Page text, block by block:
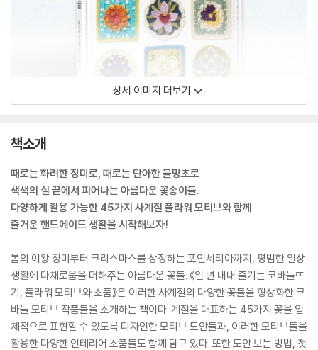
상세 이미지 더보기
책소개
때로는 화려한 장미로, 때로는 단아한 물망초로
색색의 실 끝에서 피어나는 아름다운 꽃송이들.
다양하게 활용 가능한 45가지 사계절 플라워 모티브와 함께
즐거운 핸드메이드 생활을 시작해보자!
봄의 여왕 장미부터 크리스마스를 상징하는 포인세티아까지, 평범한 일상
생활에 다채로움을 더해주는 아름다운 꽃들. 《일 년 내내 즐기는 코바늘뜨
기, 플라워 모티브와 소품》은 이러한 사계절의 다양한 꽃들을 형상화한 코
바늘 모티브 작품들을 소개하는 책이다. 계절을 대표하는 45가지 꽃을 입
체적으로 표현할 수 있도록 디자인한 모티브 도안들과, 이러한 모티브들을
활용한 다양한 인테리어 소품들도 함께 담고 있다. 또한 도안 보는 방법, 첫